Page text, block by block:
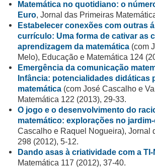
Matemática no quotidiano: o
Euro, Jornal das Primeiras
Estabelecer conexões com outras
currículo: Uma forma de cativar as
aprendizagem da matemática (com
Melo), Educação e Matemática 124
Emergência da comunicação
Infância: potencialidades didáticas
matemática (com José Cascalho e
Matemática 122 (2013), 29-33.
O jogo e o desenvolvimento do
matemático: explorações no
Cascalho e Raquel Nogueira), Jornal
298 (2012), 5-12.
Dando asas à criatividade com a
Matemática 117 (2012), 37-40.